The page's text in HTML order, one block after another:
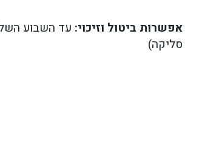
אפשרות ביטול וזיכוי:
סליקה)